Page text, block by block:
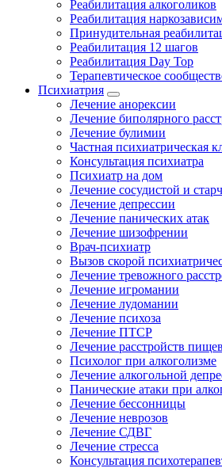
Реабилитация алкоголиков
Реабилитация
Принудительная
Реабилитация 12 шагов
Реабилитация Day Top
Терапевтическое
Психиатрия
Лечение анорексии
Лечение биполярного
Лечение булимии
Частная психиатрическая
Консультация психиатра
Психиатр на дом
Лечение сосудистой и
Лечение депрессии
Лечение панических атак
Лечение шизофрении
Врач-психиатр
Вызов скорой
Лечение тревожного
Лечение игромании
Лечение лудомании
Лечение психоза
Лечение ПТСР
Лечение расстройств
Психолог при алкоголизме
Лечение алкогольной
Панические атаки при
Лечение бессонницы
Лечение неврозов
Лечение СДВГ
Лечение стресса
Консультация